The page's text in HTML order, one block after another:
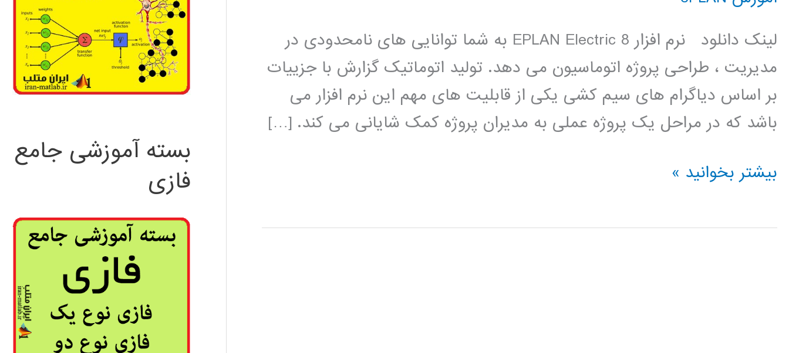
لینک دانلود نرم افزار EPLAN Electric 8 به شما توانایی های نامحدودی در
مدیریت ، طراحی پروژه اتوماسیون می دهد. تولید اتوماتیک گزارش با جزییات
بر اساس دیاگرام های سیم کشی یکی از قابلیت های مهم این نرم افزار می
باشد که در مراحل یک پروژه عملی به مدیران پروژه کمک شایانی می کند. […]
فیلم
فارسی
بیشتر بخوانید »
بسته آموزشی جامع
فازی